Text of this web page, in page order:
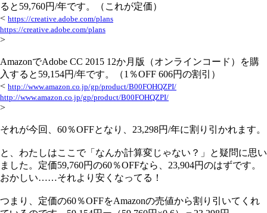
ると59,760円/年です。（これが定価）
< https://creative.adobe.com/plans
https://creative.adobe.com/plans
>
AmazonでAdobe CC 2015 12か月版（オンラインコード）を購
入すると59,154円/年です。（1％OFF 606円の割引）
< http://www.amazon.co.jp/gp/product/B00FOHQZPI/
http://www.amazon.co.jp/gp/product/B00FOHQZPI/
>
それが今回、60％OFFとなり、23,298円/年に割り引かれます。
と、わたしはここで「なんか計算変じゃない？」と疑問に思い
ました。定価59,760円の60％OFFなら、23,904円のはずです。
おかしい……それより安くなってる！
つまり、定価の60％OFFをAmazonの売値から割り引いてくれ